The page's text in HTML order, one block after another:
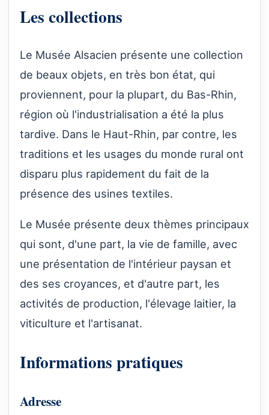
Les collections
Le Musée Alsacien présente une collection
de beaux objets, en très bon état, qui
proviennent, pour la plupart, du Bas-Rhin,
région où l'industrialisation a été la plus
tardive. Dans le Haut-Rhin, par contre, les
traditions et les usages du monde rural ont
disparu plus rapidement du fait de la
présence des usines textiles.
Le Musée présente deux thèmes principaux
qui sont, d'une part, la vie de famille, avec
une présentation de l'intérieur paysan et
des ses croyances, et d'autre part, les
activités de production, l'élevage laitier, la
viticulture et l'artisanat.
Informations pratiques
Adresse